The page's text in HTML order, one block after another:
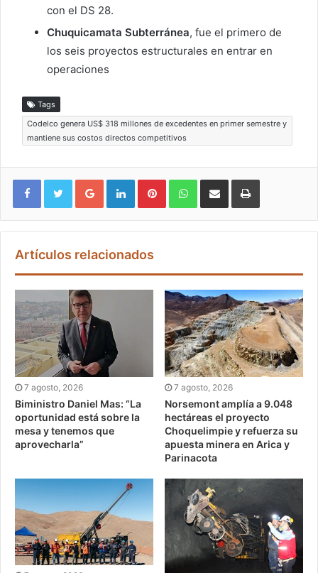
con el DS 28.
Chuquicamata Subterránea, fue el primero de
los seis proyectos estructurales en entrar en
operaciones
Tags
Codelco genera US$ 318 millones de excedentes en primer semestre y
mantiene sus costos directos competitivos
Google+ LinkedIn Pinterest WhatsApp
Artículos relacionados
7 agosto, 2026
Biministro Daniel Mas: “La
oportunidad está sobre la
mesa y tenemos que
aprovecharla”
7 agosto, 2026
Norsemont amplía a 9.048
hectáreas el proyecto
Choquelimpie y refuerza su
apuesta minera en Arica y
Parinacota